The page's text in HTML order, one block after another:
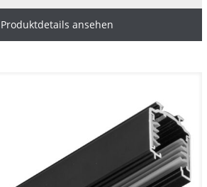
Produktdetails ansehen